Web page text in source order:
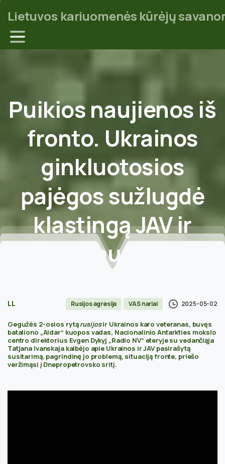
Lietuvos kariuomenės kūrėjų
Puikios naujienos iš
fronto. Ukrainos
ginkluotosios
pajėgossužlugdė
klastingąJAVir
kremliaus
pajėgos sužlugdė klastingą JAV ir kremliaus planą
LL Rusijos agresija VAS nariai 2025-05-02
Gegužės 2-osios rytąrusijosir Ukrainos karo veteranas, buvęs
bataliono „Aidar“ kuopos vadas, Nacionalinio Antarkties mokslo
centro direktorius Evgen Dykyj „Radio NV“ eteryje su vedančiąja
Tatjana Ivanskaja kalbėjo apie Ukrainos ir JAV pasirašytą
susitarimą, pagrindinę jo problemą, situaciją fronte, priešo
veržimąsi į Dnepropetrovsko sritį.